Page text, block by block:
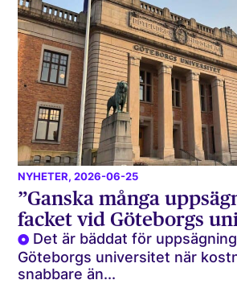
NYHETER, 2026-06-25
”Ganska många
facket vid Göteborgs
Det är bäddat för
Göteborgs universitet när
snabbare än...